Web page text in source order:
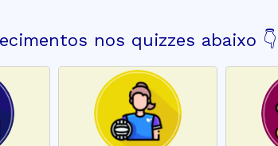
nos quizzes abaixo 👇